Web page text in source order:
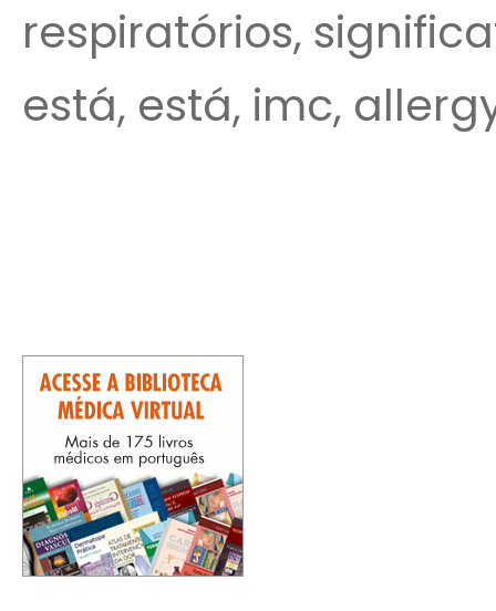
respiratórios,
está, está, imc,